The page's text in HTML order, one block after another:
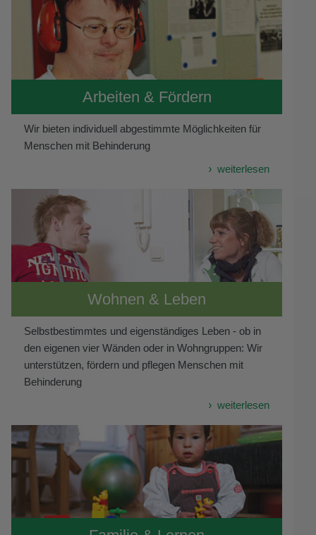
Arbeiten & Fördern
Wir bieten individuell abgestimmte Möglichkeiten für
Menschen mit Behinderung
weiterlesen
Wohnen & Leben
Selbstbestimmtes und eigenständiges Leben - ob in
den eigenen vier Wänden oder in Wohngruppen: Wir
unterstützen, fördern und pflegen Menschen mit
Behinderung
weiterlesen